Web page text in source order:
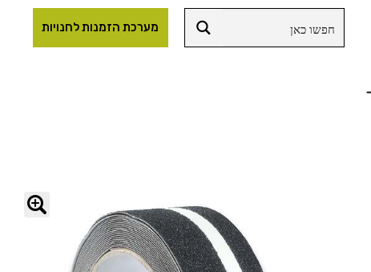
מערכת הזמנות לחנויות